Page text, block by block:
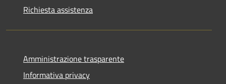
Richiesta assistenza
Amministrazione trasparente
Informativa privacy